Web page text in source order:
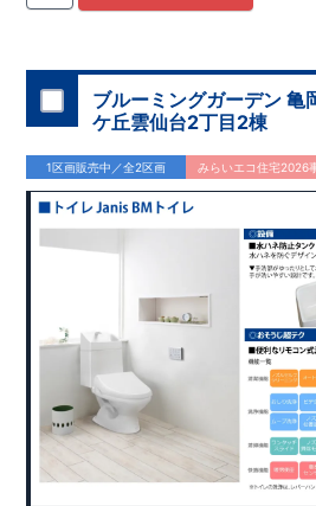
ブルーミングガーデン 亀
ケ丘雲仙台2丁目2棟
1区画販売中／全2区画 みらいエコ住宅2026